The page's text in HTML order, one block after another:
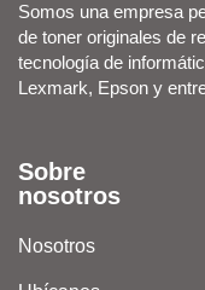
Somos una empresa
de toner originales de
tecnología de
Lexmark, Epson y
Sobre
nosotros
Nosotros